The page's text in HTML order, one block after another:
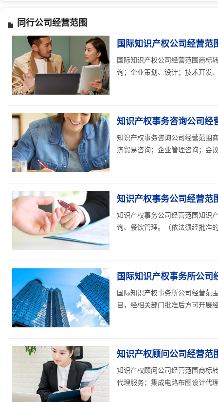
同行公司经营范围
国际知识产权公司经营范
国际知识产权公司经营范围商标
询；企业策划、设计；技术开发
知识产权事务咨询公司经
知识产权事务咨询公司经营范围
济贸易咨询；企业管理咨询；会
知识产权事务公司经营范
知识产权事务公司经营范围知识
询、餐饮管理。（依法须经批准
国际知识产权事务所公司
国际知识产权事务所公司经营范
目，经相关部门批准后方可开展
知识产权顾问公司经营范
知识产权顾问公司经营范围商标
代理服务；集成电路布图设计代